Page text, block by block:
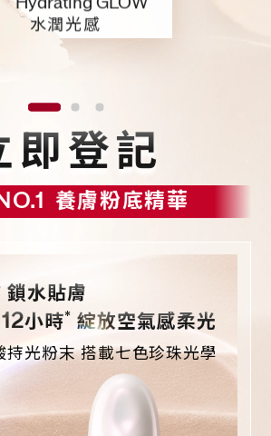
水潤光感
即登記
養膚粉底精華
鎖水貼膚
12小時* 綻放空氣感柔光
持光粉末 搭載七色珍珠光學